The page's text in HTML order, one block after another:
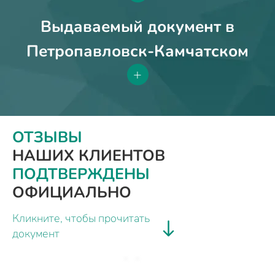
Выдаваемый документ в
Петропавловск-Камчатском
+
ОТЗЫВЫ
НАШИХ КЛИЕНТОВ
ПОДТВЕРЖДЕНЫ
ОФИЦИАЛЬНО
Кликните, чтобы прочитать
документ